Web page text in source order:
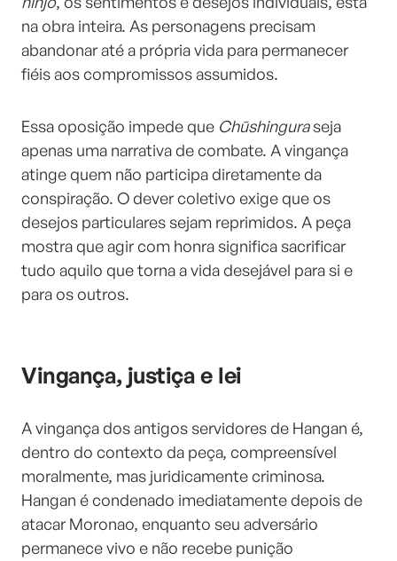
na obra inteira. As personagens precisam
abandonar até a própria vida para permanecer
fiéis aos compromissos assumidos.
Essa oposição impede que Chūshinguraseja
apenas uma narrativa de combate. A vingança
atinge quem não participa diretamente da
conspiração. O dever coletivo exige que os
desejos particulares sejam reprimidos. A peça
mostra que agir com honra significa sacrificar
tudo aquilo que torna a vida desejável para si e
para os outros.
Vingança, justiça e lei
A vingança dos antigos servidores de Hangan é,
dentro do contexto da peça, compreensível
moralmente, mas juridicamente criminosa.
Hangan é condenado imediatamente depois de
atacar Moronao, enquanto seu adversário
permanece vivo e não recebe punição